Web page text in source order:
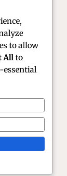
&
to allow
All to
essential